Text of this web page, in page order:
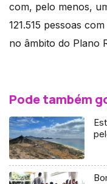
com, pelo menos,
121.515 pessoas
no âmbito do Plano
Pode também